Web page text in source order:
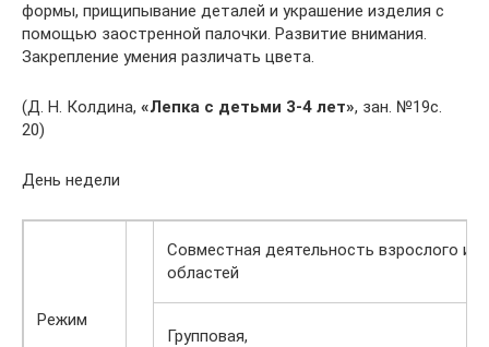
формы, прищипывание деталей и украшение изделия с
помощью заостренной палочки. Развитие внимания.
Закрепление умения различать цвета.
(Д. Н. Колдина, «Лепка с детьми 3-4 лет», зан. №19с.
20)
День недели
Режим
Совместная деятельность взрослого и
областей
Групповая,